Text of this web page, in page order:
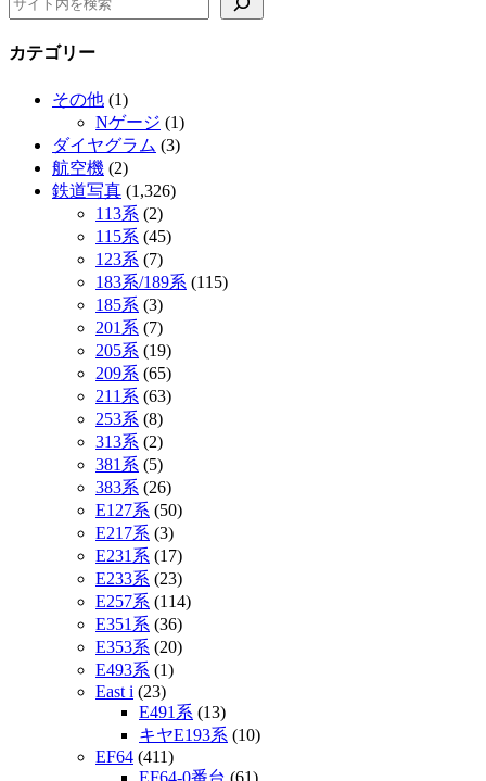
カテゴリー
その他 (1)
Nゲージ (1)
ダイヤグラム (3)
航空機 (2)
鉄道写真 (1,326)
113系 (2)
115系 (45)
123系 (7)
183系/189系 (115)
185系 (3)
201系 (7)
205系 (19)
209系 (65)
211系 (63)
253系 (8)
313系 (2)
381系 (5)
383系 (26)
E127系 (50)
E217系 (3)
E231系 (17)
E233系 (23)
E257系 (114)
E351系 (36)
E353系 (20)
E493系 (1)
East i (23)
E491系 (13)
キヤE193系 (10)
EF64 (411)
EF64-0番台 (61)